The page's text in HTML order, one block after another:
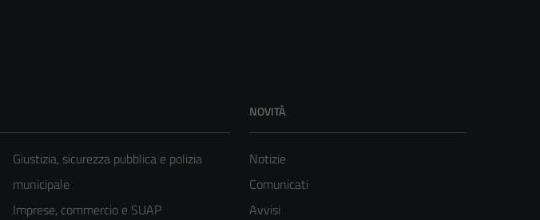
Giustizia, sicurezza pubblica e polizia
municipale
Imprese, commercio e SUAP
NOVITÀ
Notizie
Comunicati
Avvisi